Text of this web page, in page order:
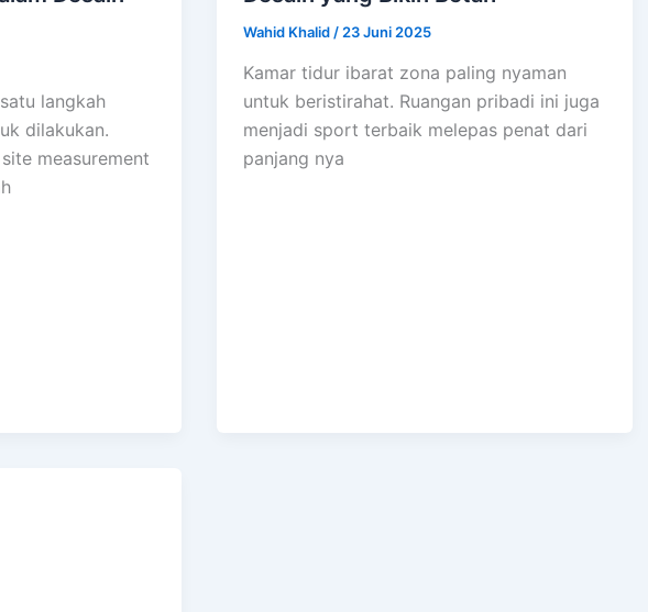
langkah
dilakukan.
measurement
Wahid Khalid / 23 Juni 2025
Kamar tidur ibarat zona paling nyaman
untuk beristirahat. Ruangan pribadi ini juga
menjadi sport terbaik melepas penat dari
panjang nya